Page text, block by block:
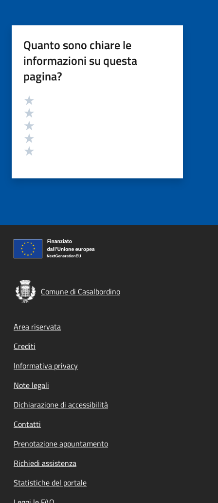
Quanto sono chiare le
informazioni su questa
pagina?
Valutazione
Comune di Casalbordino
Footer menu
Area riservata
Crediti
Informativa privacy
Note legali
Dichiarazione di accessibilità
Contatti
Prenotazione appuntamento
Richiedi assistenza
Statistiche del portale